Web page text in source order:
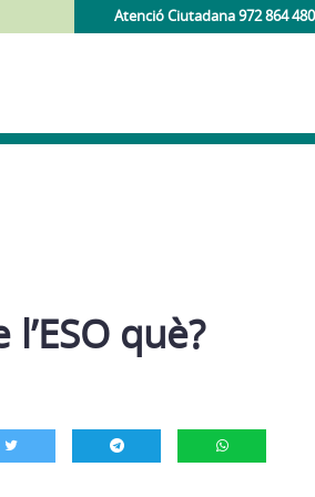
Atenció Ciutadana 972 864 480
què?